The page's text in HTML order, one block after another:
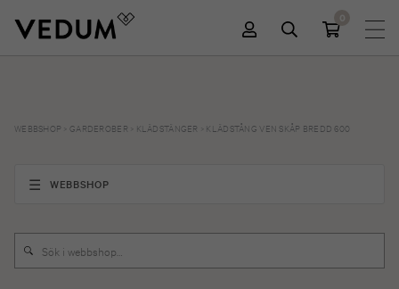
0
WEBBSHOP GARDEROBER KLÄDSTÄNGER KLÄDSTÅNG VEN SKÅP BREDD 600
WEBBSHOP